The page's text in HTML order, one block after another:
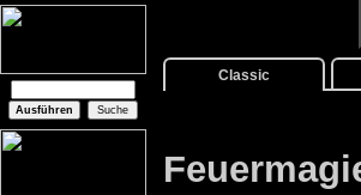
Classic